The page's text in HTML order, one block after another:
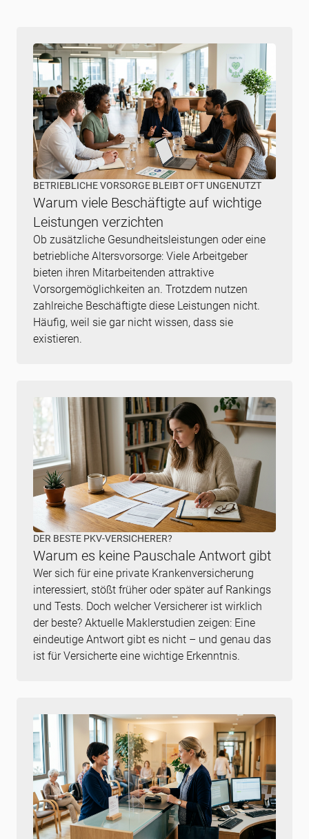
BETRIEBLICHE VORSORGE BLEIBT OFT UNGENUTZT
Warum viele Beschäftigte auf wichtige
Leistungen verzichten
Ob zusätzliche Gesundheitsleistungen oder eine
betriebliche Altersvorsorge: Viele Arbeitgeber
bieten ihren Mitarbeitenden attraktive
Vorsorgemöglichkeiten an. Trotzdem nutzen
zahlreiche Beschäftigte diese Leistungen nicht.
Häufig, weil sie gar nicht wissen, dass sie
existieren.
DER BESTE PKV-VERSICHERER?
Warum es keine Pauschale Antwort gibt
Wer sich für eine private Krankenversicherung
interessiert, stößt früher oder später auf Rankings
und Tests. Doch welcher Versicherer ist wirklich
der beste? Aktuelle Maklerstudien zeigen: Eine
eindeutige Antwort gibt es nicht – und genau das
ist für Versicherte eine wichtige Erkenntnis.